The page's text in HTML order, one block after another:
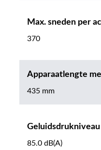
Max. sneden per
370
Apparaatlengte
435 mm
Geluidsdrukniveau
85.0 dB(A)